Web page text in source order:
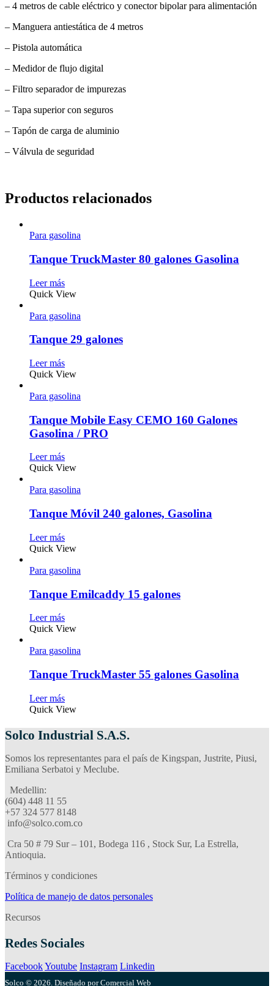
– 4 metros de cable eléctrico y conector bipolar para alimentación
– Manguera antiestática de 4 metros
– Pistola automática
– Medidor de flujo digital
– Filtro separador de impurezas
– Tapa superior con seguros
– Tapón de carga de aluminio
– Válvula de seguridad
Productos relacionados
Para gasolina
Tanque TruckMaster 80 galones Gasolina
Leer más
Quick View
Para gasolina
Tanque 29 galones
Leer más
Quick View
Para gasolina
Tanque Mobile Easy CEMO 160 Galones
Gasolina / PRO
Leer más
Quick View
Para gasolina
Tanque Móvil 240 galones, Gasolina
Leer más
Quick View
Para gasolina
Tanque Emilcaddy 15 galones
Leer más
Quick View
Para gasolina
Tanque TruckMaster 55 galones Gasolina
Leer más
Quick View
Solco Industrial S.A.S.
Somos los representantes para el país de Kingspan, Justrite, Piusi,
Emiliana Serbatoi y Meclube.
Medellin:
(604) 448 11 55
‪+57 324 577 8148
info@solco.com.co
Cra 50 # 79 Sur – 101, Bodega 116 , Stock Sur, La Estrella,
Antioquia.
Términos y condiciones
Política de manejo de datos personales
Recursos
Redes Sociales
FacebookYoutube Instagram Linkedin
Solco © 2026. Diseñado por Comercial Web